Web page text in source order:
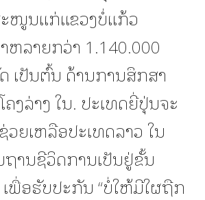
ໜູນແກ່ແຂວງບໍ່ແກ້ວ
ຫລາຍກວ່າ 1.140.000
ເປັນຕົ້ນ ດ້ານການສຶກສາ
ງລ່າງ ໃນ. ປະເທດຍີ່ປຸ່ນຈະ
ຍເຫລືອປະເທດລາວ ໃນ
ານຊີວິດການເປັນຢູ່ຂັ້ນ
ພື່ອຮັບປະກັນ “ບໍ່ໃຫ້ມີໃຜຖືກ